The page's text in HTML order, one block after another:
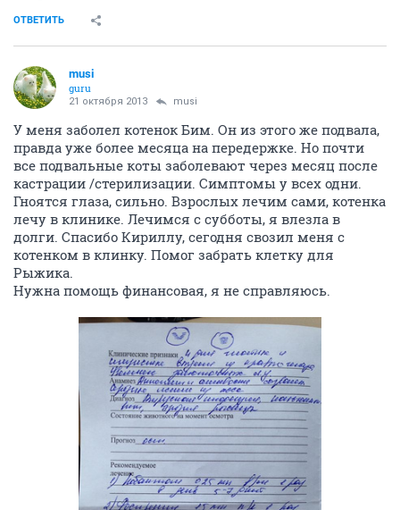
ОТВЕТИТЬ
musi
guru
21 октября 2013 musi
У меня заболел котенок Бим. Он из этого же подвала,
правда уже более месяца на передержке. Но почти
все подвальные коты заболевают через месяц после
кастрации /стерилизации. Симптомы у всех одни.
Гноятся глаза, сильно. Взрослых лечим сами, котенка
лечу в клинике. Лечимся с субботы, я влезла в
долги. Спасибо Кириллу, сегодня свозил меня с
котенком в клинку. Помог забрать клетку для
Рыжика.
Нужна помощь финансовая, я не справляюсь.